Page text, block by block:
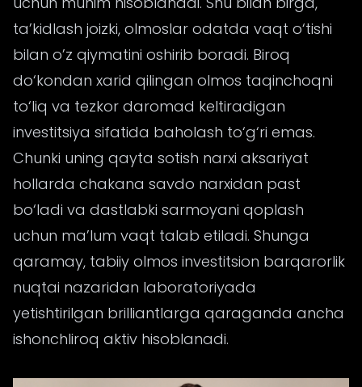
ta’kidlash joizki, olmoslar odatda vaqt o‘tishi
bilan o’z qiymatini oshirib boradi. Biroq
do‘kondan xarid qilingan olmos taqinchoqni
to‘liq va tezkor daromad keltiradigan
investitsiya sifatida baholash to‘g‘ri emas.
Chunki uning qayta sotish narxi aksariyat
hollarda chakana savdo narxidan past
bo‘ladi va dastlabki sarmoyani qoplash
uchun ma’lum vaqt talab etiladi. Shunga
qaramay, tabiiy olmos investitsion barqarorlik
nuqtai nazaridan laboratoriyada
yetishtirilgan brilliantlarga qaraganda ancha
ishonchliroq aktiv hisoblanadi.